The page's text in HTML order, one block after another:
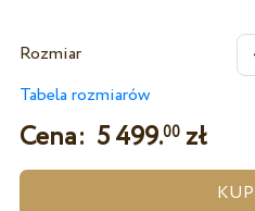
Rozmiar
Tabela rozmiarów
Cena: 5 499.00zł